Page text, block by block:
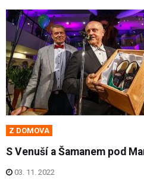
Z DOMOVA
S Venuší a Šamanem pod
03. 11. 2022